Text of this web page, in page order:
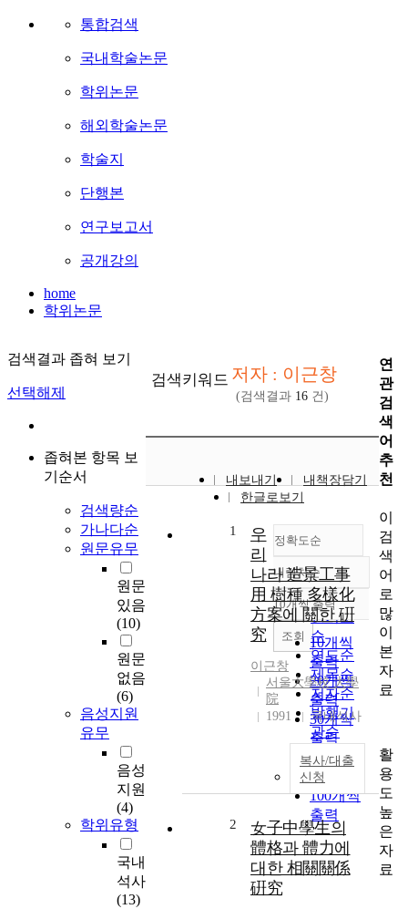
통합검색
국내학술논문
학위논문
해외학술논문
학술지
단행본
연구보고서
공개강의
home
학위논문
검색결과 좁혀 보기
선택해제
좁혀본 항목 보
기순서
검색량순
가나다순
원문유무
원문
있음
(10)
원문
없음
(6)
음성지원
유무
음성
지원
(4)
학위유형
국내
석사
(13)
검색키워드 저자 : 이근창
(검색결과 16 건)
내보내기
내책장담기
한글로보기
정확도순
정확도
순
인기도
순
연도순
제목순
저자순
발행기
관순
내림차순
내림차순
10개씩 출력
10개씩
출력
20개씩
출력
30개씩
출력
50개씩
출력
100개씩
출력
조회
1
우
리
나라 造景工事
用 樹種 多樣化
方案에 關한 硏
究
이근창
서울大學校 大學
院
1991
국내석사
복사/대출
신청
2
女子中學生의
體格과 體力에
대한 相關關係
硏究
연
관
검
색
어
추
천
이
검
색
어
로
많
이
본
자
료
활
용
도
높
은
자
료